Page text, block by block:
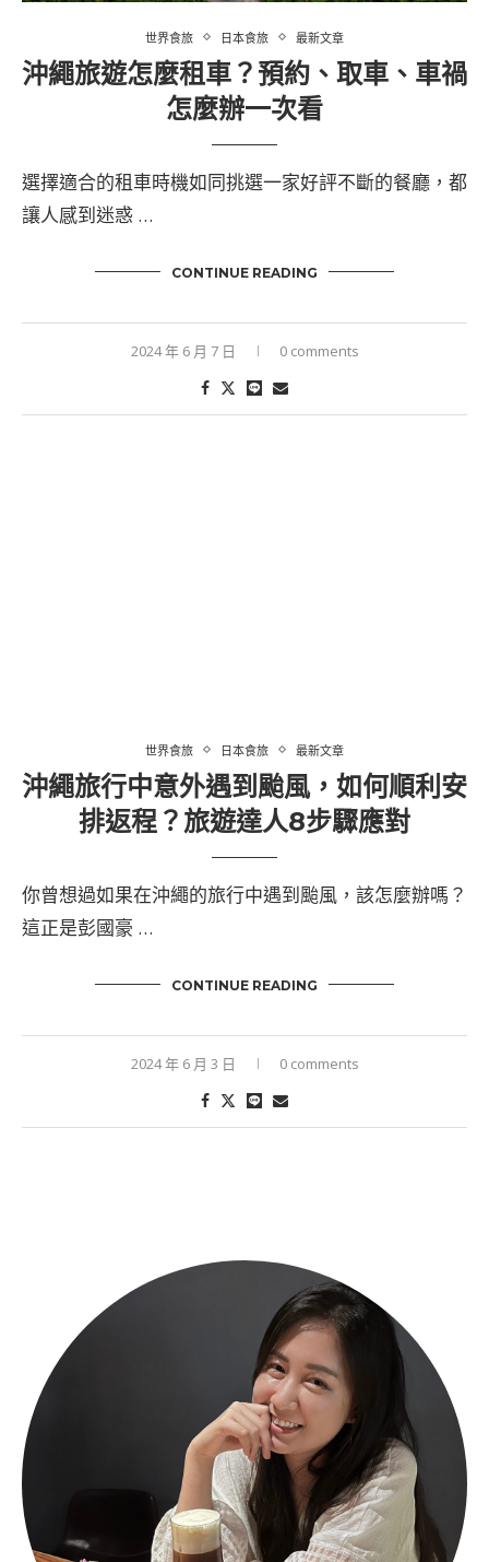
世界食旅 日本食旅 最新文章
沖繩旅遊怎麼租車？預約、取車、車禍
怎麼辦一次看
選擇適合的租車時機如同挑選一家好評不斷的餐廳，都
讓人感到迷惑 …
CONTINUE READING
2024 年 6 月 7 日 0 comments
世界食旅 日本食旅 最新文章
沖繩旅行中意外遇到颱風，如何順利安
排返程？旅遊達人8步驟應對
你曾想過如果在沖繩的旅行中遇到颱風，該怎麼辦嗎？
這正是彭國豪 …
CONTINUE READING
2024 年 6 月 3 日 0 comments